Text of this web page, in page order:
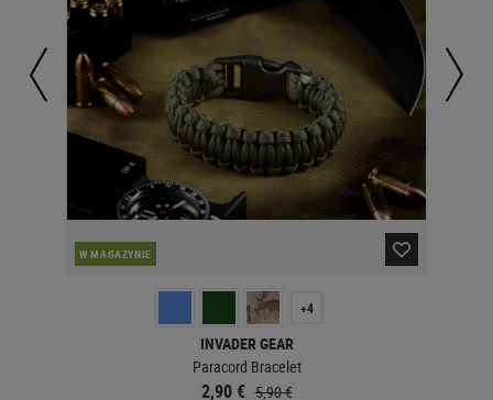
W MAGAZYNIE
+4
INVADER GEAR
Paracord Bracelet
2,90 € 5,90 €